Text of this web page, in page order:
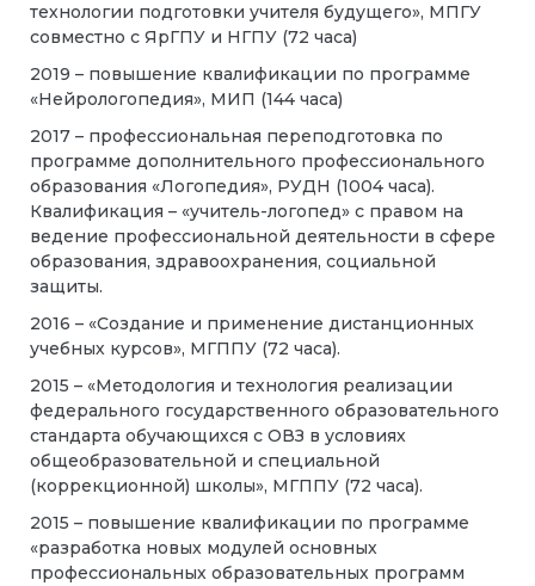
технологии подготовки учителя будущего», МПГУ
совместно с ЯрГПУ и НГПУ (72 часа)
2019 – повышение квалификации по программе
«Нейрологопедия», МИП (144 часа)
2017 – профессиональная переподготовка по
программе дополнительного профессионального
образования «Логопедия», РУДН (1004 часа).
Квалификация – «учитель-логопед» с правом на
ведение профессиональной деятельности в сфере
образования, здравоохранения, социальной
защиты.
2016 – «Создание и применение дистанционных
учебных курсов», МГППУ (72 часа).
2015 – «Методология и технология реализации
федерального государственного образовательного
стандарта обучающихся с ОВЗ в условиях
общеобразовательной и специальной
(коррекционной) школы», МГППУ (72 часа).
2015 – повышение квалификации по программе
«разработка новых модулей основных
профессиональных образовательных программ